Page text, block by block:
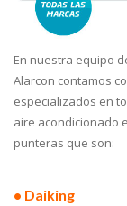
En nuestra equipo
Alarcon contamos
especializados en
aire acondicionado
punteras que son:
• Daiking